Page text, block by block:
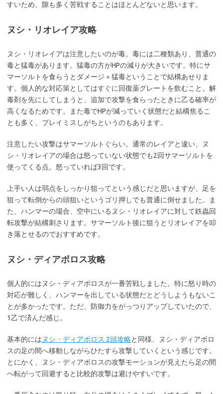
すいため、隙も多く苦戦することはほとんどないと思います。
ヌシ・リオレイア攻略
ヌシ・リオレイアは注意したいのが毒。毒には二種類あり、普通の
毒と猛毒があります。猛毒の方がHPの減りが大きいです。特にサ
マーソルトを食らうとダメージ＋猛毒ということで結構あせりま
す。個人的な対応策としてはすぐに回復薬グレートを飲むこと。解
毒剤を先にしてしまうと、追加で攻撃を食らったときに乙る確率が
高くなるためです。また毒でHPが減っていく状態だと結構焦るこ
とも多く、プレイミスしがちというのもあります。
注意したい攻撃はサマーソルトぐらい。通常のレイアと違い、ヌ
シ・リオレイアの場合は怒っていない状態でも2回サマーソルトを
使ってくる点。怒っていれば3回です。
上手い人は弱点をしっかり狙ってという感じだと思いますが、足を
狙って転倒からの頭狙いというゴリ押しでも普通に倒せました。ま
た、ハンマーの場合、空中にいるヌシ・リオレイアに対して鉄蟲回
転攻撃が結構刺さります。サマーソルト後に狙うとリオレイアを叩
き落とせるのでおすすめです。
ヌシ・ディアボロス攻略
個人的にはヌシ・ディアボロスが一番苦戦しました。特に怒り時の
対応が難しく、ハンマーを出している状態だとどうしようもないこ
とが多かったです。ただ、防御力をがっつりアップしていたので、
1乙で済んだ感じ。
基本的にはヌシ・ディアボロス 2頭攻略と同様、ヌシ・ディアボロ
スの足の間へ移動しながらひたすら攻撃していくという感じです。
とにかく、ヌシ・ディアボロスの攻撃モーションが見えたら足の間
へ転がって回避すると比較的攻撃は避けやすいです。